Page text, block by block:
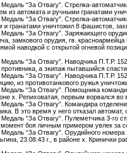
Медаль “За Отвагу”. Стрелка-
из автомата и ручными гранатами
Медаль “За Отвагу”. Стрелка-
и гранатами уничтожил 8 фашистов,
Медаль “За Отвагу”. Заряжающего
замкового орудия, гв.
наводкой с открытой огневой
Медаль “За Отвагу”. Наводчика П.Т.Р.
противника, а экипаж пытавшийся
Медаль “За Отвагу”. Наводчика П.Т.Р.
из противотанкового ружья
Медаль “За Отвагу”. Помощника
х. Репиховатая, первым ворвался во
Медаль “За Отвагу”. Командира
В это время у него отказал
Медаль “За Отвагу”. Пулеметчика 3-го
боя личным примером увлек за
Медаль “За Отвагу”. Орудийного
23.08.43 г., в районе х. Кринички